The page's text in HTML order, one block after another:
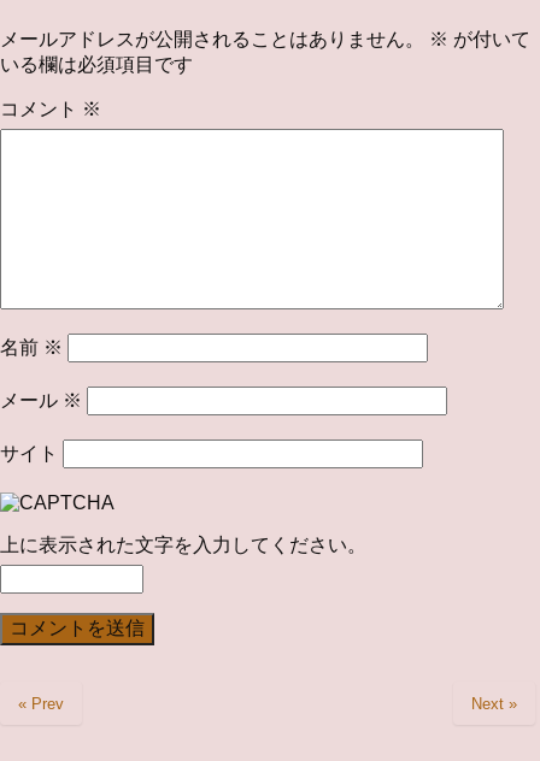
メールアドレスが公開されることはありません。 ※ が付いて
いる欄は必須項目です
コメント ※
名前 ※
メール ※
サイト
上に表示された文字を入力してください。
« Prev Next »